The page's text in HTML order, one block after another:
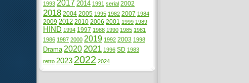
1993 2017 2014 1991 serial 2002
2018 2004 2005 1995 1982 2007 1984
2009 2012 2010 2006 2001 1999 1989
HIND 1994 1997 1988 1990 1985 1981
1986 1987 2000 2019 1992 2003 1998
Drama 2020 2021 1996 SD 1983
retro 2023 2022 2024